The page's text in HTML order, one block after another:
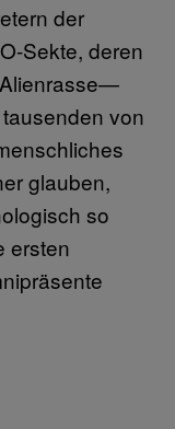
der
Sekte, deren
von
glauben,
so
ersten